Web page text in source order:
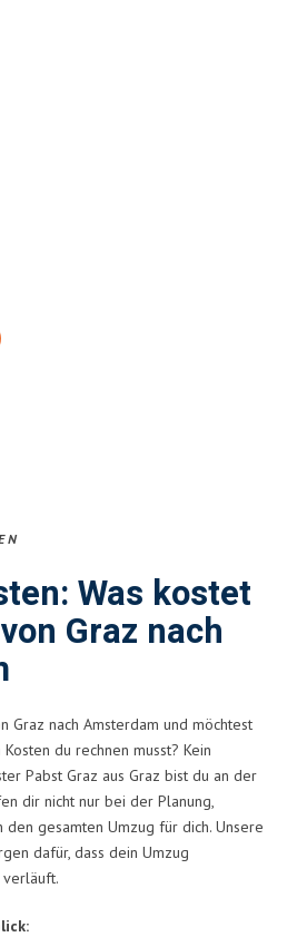
Was kostet
Graz nach
Graz nach Amsterdam und möchtest
du rechnen musst? Kein
Pabst Graz aus Graz bist du an der
dir nicht nur bei der Planung,
den gesamten Umzug für dich. Unsere
dafür, dass dein Umzug